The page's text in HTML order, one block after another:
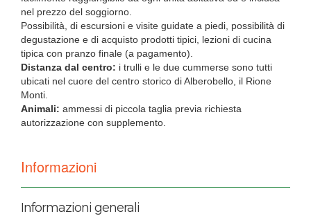
nel prezzo del soggiorno.
Possibilità, di escursioni e visite guidate a piedi, possibilità di
degustazione e di acquisto prodotti tipici, lezioni di cucina
tipica con pranzo finale (a pagamento).
Distanza dal centro: i trulli e le due cummerse sono tutti
ubicati nel cuore del centro storico di Alberobello, il Rione
Monti.
Animali: ammessi di piccola taglia previa richiesta
autorizzazione con supplemento.
Informazioni
Informazioni generali